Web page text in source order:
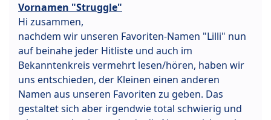
Vornamen "Struggle"
Hi zusammen,
nachdem wir unseren Favoriten-Namen "Lilli" nun
auf beinahe jeder Hitliste und auch im
Bekanntenkreis vermehrt lesen/hören, haben wir
uns entschieden, der Kleinen einen anderen
Namen aus unseren Favoriten zu geben. Das
gestaltet sich aber irgendwie total schwierig und